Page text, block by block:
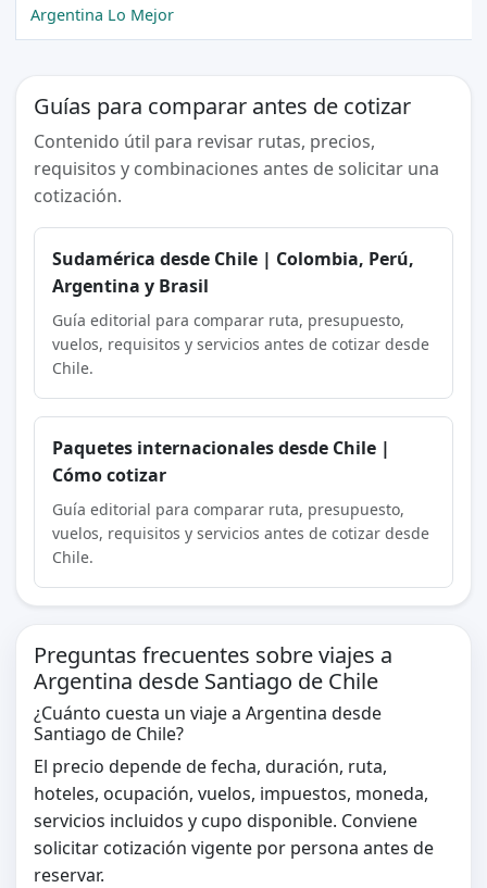
Argentina Lo Mejor
Guías para comparar antes de cotizar
Contenido útil para revisar rutas, precios,
requisitos y combinaciones antes de solicitar una
cotización.
Sudamérica desde Chile | Colombia, Perú,
Argentina y Brasil
Guía editorial para comparar ruta, presupuesto,
vuelos, requisitos y servicios antes de cotizar desde
Chile.
Paquetes internacionales desde Chile |
Cómo cotizar
Guía editorial para comparar ruta, presupuesto,
vuelos, requisitos y servicios antes de cotizar desde
Chile.
Preguntas frecuentes sobre viajes a
Argentina desde Santiago de Chile
¿Cuánto cuesta un viaje a Argentina desde
Santiago de Chile?
El precio depende de fecha, duración, ruta,
hoteles, ocupación, vuelos, impuestos, moneda,
servicios incluidos y cupo disponible. Conviene
solicitar cotización vigente por persona antes de
reservar.